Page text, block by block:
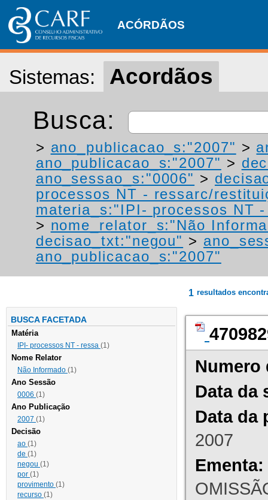
ACÓRDÃOS
Sistemas: Acordãos
Busca:
> ano_publicacao_s:"2007" >
ano_publicacao_s:"2007" >
ano_sessao_s:"0006" >
processos NT - ressarc/
materia_s:"IPI- processos NT
> nome_relator_s:"Não
decisao_txt:"negou" >
ano_publicacao_s:"2007"
BUSCA FACETADA
Matéria
IPI- processos NT - ressa (1)
Nome Relator
Não Informado (1)
Ano Sessão
0006 (1)
Ano Publicação
2007 (1)
Decisão
ao (1)
de (1)
negou (1)
por (1)
provimento (1)
recurso (1)
1 resultados
Numero
Data da
Data da
2007
Ementa: